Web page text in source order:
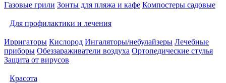
Газовые грили Зонты для пляжа и кафе Компостеры садовые
Для профилактики и лечения
Ирригаторы Кислород Ингаляторы/небулайзеры Лечебные
приборы Обеззараживатели воздуха Ортопедические стулья
Защита от вирусов
Красота